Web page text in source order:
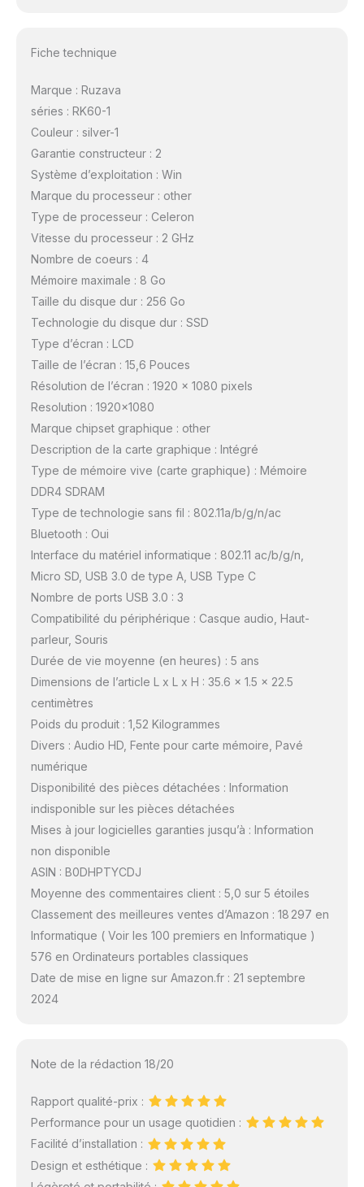
Fiche technique
Marque : Ruzava
séries : RK60-1
Couleur : silver-1
Garantie constructeur : 2
Système d’exploitation : Win
Marque du processeur : other
Type de processeur : Celeron
Vitesse du processeur : 2 GHz
Nombre de coeurs : 4
Mémoire maximale : 8 Go
Taille du disque dur : 256 Go
Technologie du disque dur : SSD
Type d’écran : LCD
Taille de l’écran : 15,6 Pouces
Résolution de l’écran : 1920 x 1080 pixels
Resolution : 1920×1080
Marque chipset graphique : other
Description de la carte graphique : Intégré
Type de mémoire vive (carte graphique) : Mémoire
DDR4 SDRAM
Type de technologie sans fil : 802.11a/b/g/n/ac
Bluetooth : Oui
Interface du matériel informatique : 802.11 ac/b/g/n,
Micro SD, USB 3.0 de type A, USB Type C
Nombre de ports USB 3.0 : 3
Compatibilité du périphérique : Casque audio, Haut-
parleur, Souris
Durée de vie moyenne (en heures) : 5 ans
Dimensions de l’article L x L x H : 35.6 x 1.5 x 22.5
centimètres
Poids du produit : 1,52 Kilogrammes
Divers : Audio HD, Fente pour carte mémoire, Pavé
numérique
Disponibilité des pièces détachées : Information
indisponible sur les pièces détachées
Mises à jour logicielles garanties jusqu’à : Information
non disponible
ASIN : B0DHPTYCDJ
Moyenne des commentaires client : 5,0 sur 5 étoiles
Classement des meilleures ventes d’Amazon : 18 297 en
Informatique ( Voir les 100 premiers en Informatique )
576 en Ordinateurs portables classiques
Date de mise en ligne sur Amazon.fr : 21 septembre
2024
Note de la rédaction 18/20
Rapport qualité-prix :
Performance pour un usage quotidien :
Facilité d’installation :
Design et esthétique :